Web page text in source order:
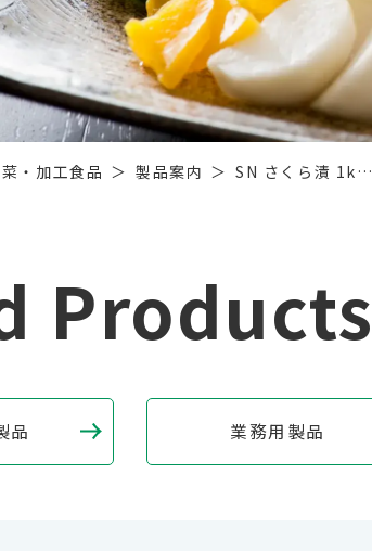
・加工食品 製品案内 SN さくら漬 1k…
Products
品 業務用製品